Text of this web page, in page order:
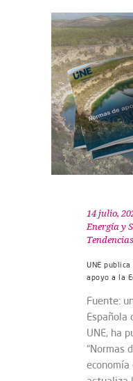
14 julio,
Energía y
Tendencias
UNE
apoyo a la
Fuente:
Española
UNE, ha
“Normas